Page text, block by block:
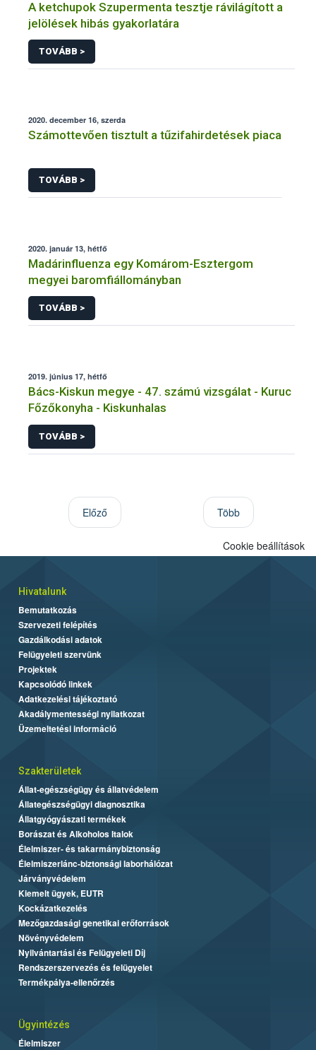
A ketchupok Szupermenta tesztje rávilágított a
jelölések hibás gyakorlatára
TOVÁBB >
2020. december 16, szerda
Számottevően tisztult a tűzifahirdetések piaca
TOVÁBB >
2020. január 13, hétfő
Madárinfluenza egy Komárom-Esztergom
megyei baromfiállományban
TOVÁBB >
2019. június 17, hétfő
Bács-Kiskun megye - 47. számú vizsgálat - Kuruc
Főzőkonyha - Kiskunhalas
TOVÁBB >
Előző Több
Cookie beállítások
Hivatalunk
Bemutatkozás
Szervezeti felépítés
Gazdálkodási adatok
Felügyeleti szervünk
Projektek
Kapcsolódó linkek
Adatkezelési tájékoztató
Akadálymentességi nyilatkozat
Üzemeltetési információ
Szakterületek
Állat-egészségügy és állatvédelem
Állategészségügyi diagnosztika
Állatgyógyászati termékek
Borászat és Alkoholos Italok
Élelmiszer- és takarmánybiztonság
Élelmiszerlánc-biztonsági laborhálózat
Járványvédelem
Kiemelt ügyek, EUTR
Kockázatkezelés
Mezőgazdasági genetikai erőforrások
Növényvédelem
Nyilvántartási és Felügyeleti Díj
Rendszerszervezés és felügyelet
Termékpálya-ellenőrzés
Ügyintézés
Élelmiszer